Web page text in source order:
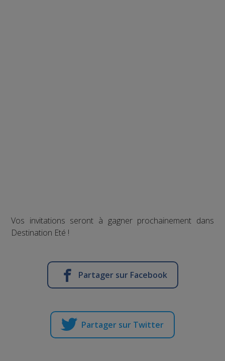
Vos invitations seront à gagner prochainement dans
Destination Eté !
Partager sur Facebook
Partager sur Twitter